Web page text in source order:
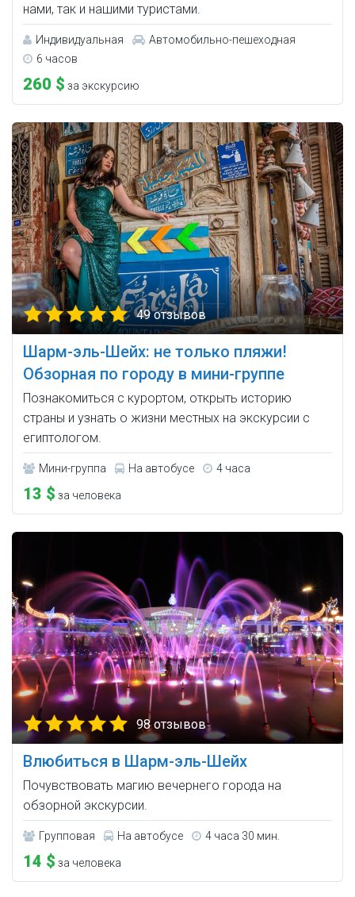
нами, так и нашими туристами.
Индивидуальная
Автомобильно-пешеходная
6 часов
260 $ за экскурсию
49 отзывов
Шарм-эль-Шейх: не только пляжи!
Обзорная по городу в мини-группе
Познакомиться с курортом, открыть историю
страны и узнать о жизни местных на экскурсии с
египтологом.
Мини-группа На автобусе 4 часа
13 $ за человека
98 отзывов
Влюбиться в Шарм-эль-Шейх
Почувствовать магию вечернего города на
обзорной экскурсии.
Групповая На автобусе 4 часа 30 мин.
14 $ за человека